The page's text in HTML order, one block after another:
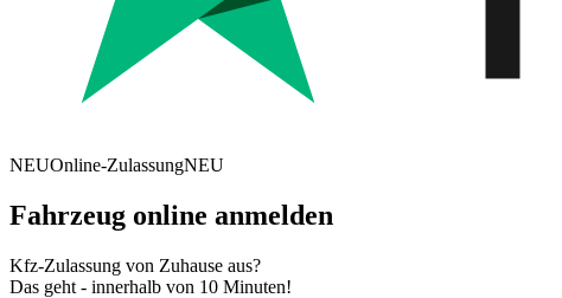
NEUOnline-ZulassungNEU
Fahrzeug online anmelden
Kfz-Zulassung von Zuhause aus?
Das geht - innerhalb von 10 Minuten!